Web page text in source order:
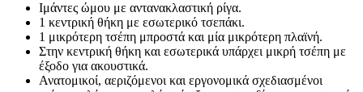
Ιμάντες ώμου με αντανακλαστική ρίγα.
1 κεντρική θήκη με εσωτερικό τσεπάκι.
1 μικρότερη τσέπη μπροστά και μία μικρότερη πλαϊνή.
Στην κεντρική θήκη και εσωτερικά υπάρχει μικρή τσέπη με
έξοδο για ακουστικά.
Ανατομικοί, αεριζόμενοι και εργονομικά σχεδιασμένοι